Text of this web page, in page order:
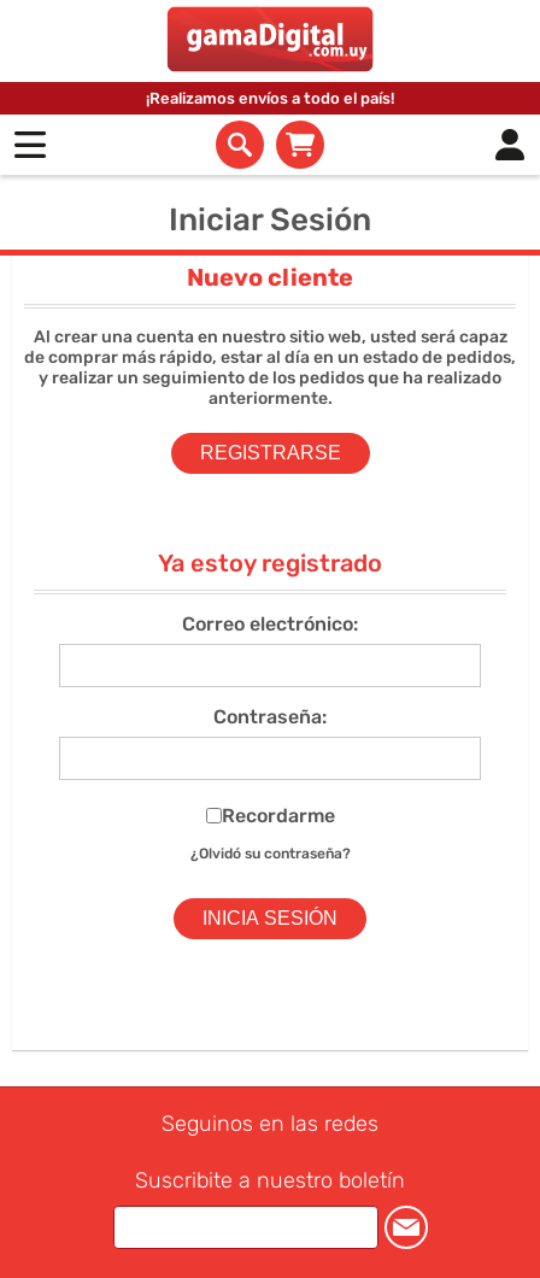
¡Realizamos envíos a todo el país!
Iniciar Sesión
Nuevo cliente
Al crear una cuenta en nuestro sitio web, usted será capaz
de comprar más rápido, estar al día en un estado de pedidos,
y realizar un seguimiento de los pedidos que ha realizado
anteriormente.
Ya estoy registrado
Correo electrónico:
Contraseña:
Recordarme
¿Olvidó su contraseña?
Seguinos en las redes
Suscribite a nuestro boletín